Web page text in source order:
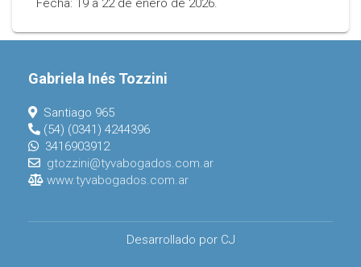
Fecha: 19 a 22 de enero de 2026.
Gabriela Inés Tozzini
Santiago 965
(54) (0341) 4244396
3416903912
gtozzini@tyvabogados.com.ar
www.tyvabogados.com.ar
Desarrollado por CJ